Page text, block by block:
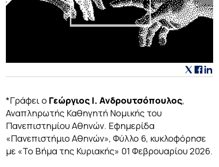
*Γράφει ο Γεώργιος Ι. Ανδρουτσόπουλος,
Αναπληρωτής Καθηγητή Νομικής του
Πανεπιστημίου Αθηνών. Εφημερίδα
«Πανεπιστήμιο Αθηνών», Φύλλο 6, κυκλοφόρησε
με «Το Βήμα της Κυριακής» 01 Φεβρουαρίου 2026.